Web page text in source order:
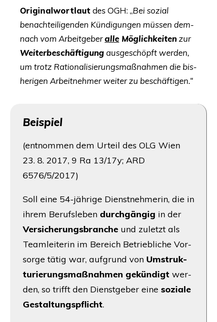
Ori­gi­nal­wort­laut des OGH: „Bei sozi­al
benach­tei­li­gen­den Kün­di­gun­gen müs­sen dem­
nach vom Arbeit­ge­beralle Mög­lich­kei­ten zur
Wei­ter­be­schäf­ti­gung aus­ge­schöpft wer­den,
um trotz Ratio­na­li­sie­rungs­maß­nah­men die bis­
he­ri­gen Arbeit­neh­mer wei­ter zu beschäftigen.“
Bei­spiel
(ent­nom­men dem Urteil des OLG Wien
23. 8. 2017, 9 Ra 13/17y; ARD
6576/5/2017)
Soll eine 54-jäh­ri­ge Dienst­neh­me­rin, die in
ihrem Berufs­le­ben durch­gän­gig in der
Ver­si­che­rungs­bran­che und zuletzt als
Team­lei­te­rin im Bereich Betrieb­li­che Vor­
sor­ge tätig war, auf­grund von Umstruk­
tu­rie­rungs­maß­nah­men gekün­digt wer­
den, so trifft den Dienst­ge­ber eine sozia­le
Gestal­tungs­pflicht.